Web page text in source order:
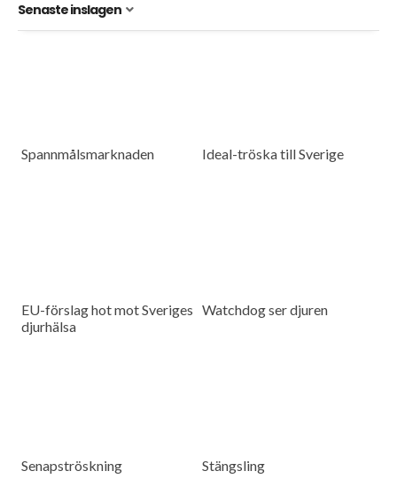
Senaste inslagen
Spannmålsmarknaden Ideal-tröska till Sverige
EU-förslag hot mot Sveriges
djurhälsa
Watchdog ser djuren
Senapströskning Stängsling